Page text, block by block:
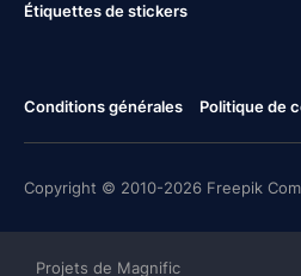
Étiquettes de stickers
Conditions générales Politique de
Copyright © 2010-2026 Freepik
Projets de Magnific